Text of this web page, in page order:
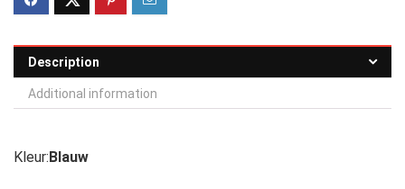
Description
Additional information
Kleur:Blauw